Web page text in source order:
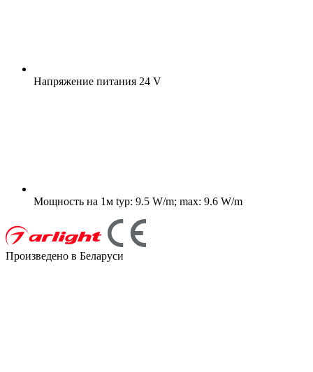
Напряжение питания 24 V
Мощность на 1м typ: 9.5 W/m; max: 9.6 W/m
Произведено в Беларуси